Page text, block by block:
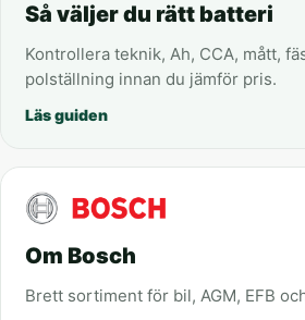
Så väljer du rätt batteri
Kontrollera teknik, Ah, CCA, mått,
polställning innan du jämför pris.
Läs guiden
Om Bosch
Brett sortiment för bil, AGM, EFB